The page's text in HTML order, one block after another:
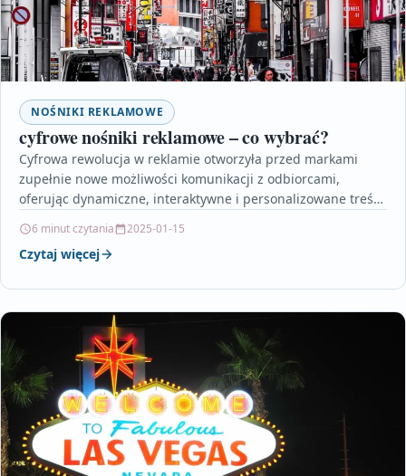
NOŚNIKI REKLAMOWE
cyfrowe nośniki reklamowe – co wybrać?
Cyfrowa rewolucja w reklamie otworzyła przed markami
zupełnie nowe możliwości komunikacji z odbiorcami,
oferując dynamiczne, interaktywne i personalizowane treści.
6 minut czytania 2025-01-15
Czytaj więcej